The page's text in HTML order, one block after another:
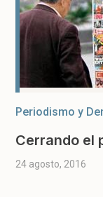
Periodismo y
Cerrando el
24 agosto, 2016